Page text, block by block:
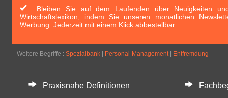
Bleiben Sie auf dem Laufenden über Neuigkeiten
Wirtschaftslexikon, indem Sie unseren monatlichen
Werbung. Jederzeit mit einem Klick abbestellbar.
Weitere Begriffe : Spezialbank Personal-Management| Entfremdung
Praxisnahe Definitionen